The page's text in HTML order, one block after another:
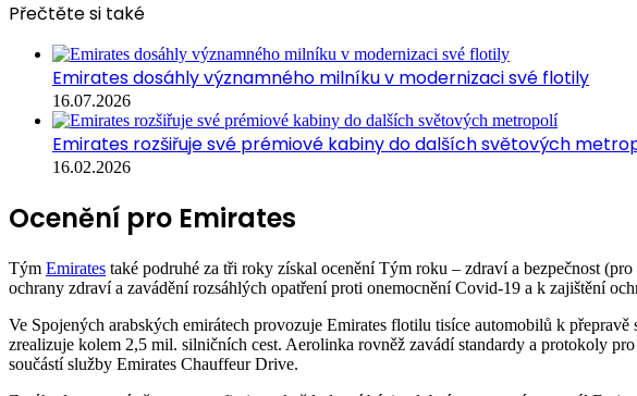
Přečtěte si také
Emirates dosáhly významného milníku v modernizaci své flotily
16.07.2026
Emirates rozšiřuje své prémiové kabiny do dalších světových
16.02.2026
Ocenění pro Emirates
Tým Emirates také podruhé za tři roky získal ocenění Tým roku – zdraví a bezpečnost
ochrany zdraví a zavádění rozsáhlých opatření proti onemocnění Covid-19 a k zajištění
Ve Spojených arabských emirátech provozuje Emirates flotilu tisíce automobilů k
zrealizuje kolem 2,5 mil. silničních cest. Aerolinka rovněž zavádí standardy a protokoly
součástí služby Emirates Chauffeur Drive.